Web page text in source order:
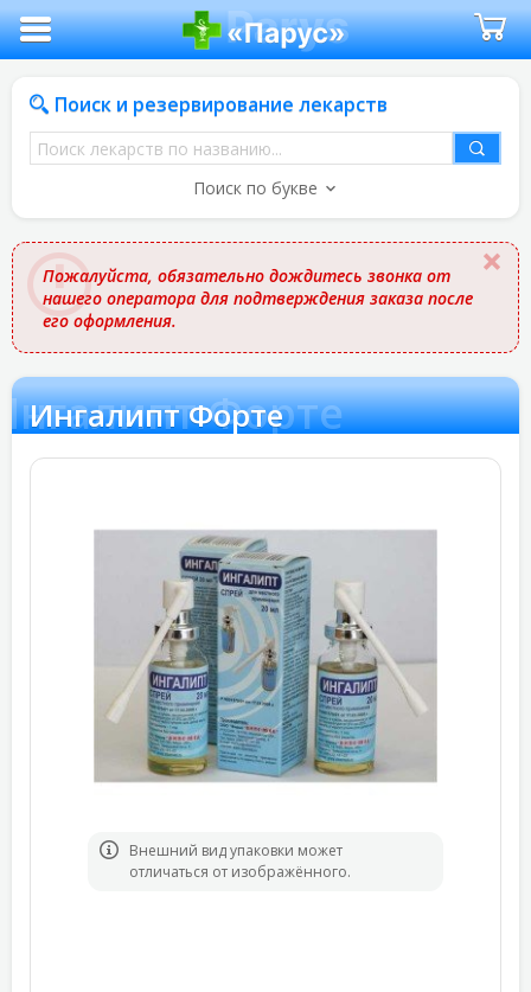
Поиск и резервирование лекарств
Поиск
лекарств
названию
Поиск по букве
Пожалуйста, обязательно дождитесь звонка от
нашего оператора для подтверждения заказа после
его оформления.
Форте
Ингалипт Форте
Bнешний вид упаковки может
отличаться от изображённого.